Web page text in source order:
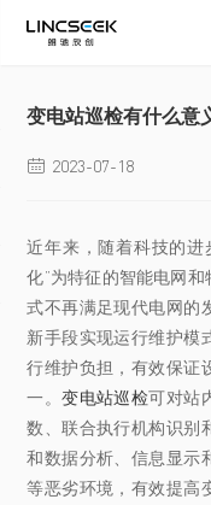
变电站巡检有什么意
 2023-07-18
近年来，随着科技的进
化”为特征的智能电网
式不再满足现代电网的
新手段实现运行维护模
行维护负担，有效保证
一。变电站巡检可对站
数、联合执行机构识别
和数据分析、信息显示
等恶劣环境，有效提高